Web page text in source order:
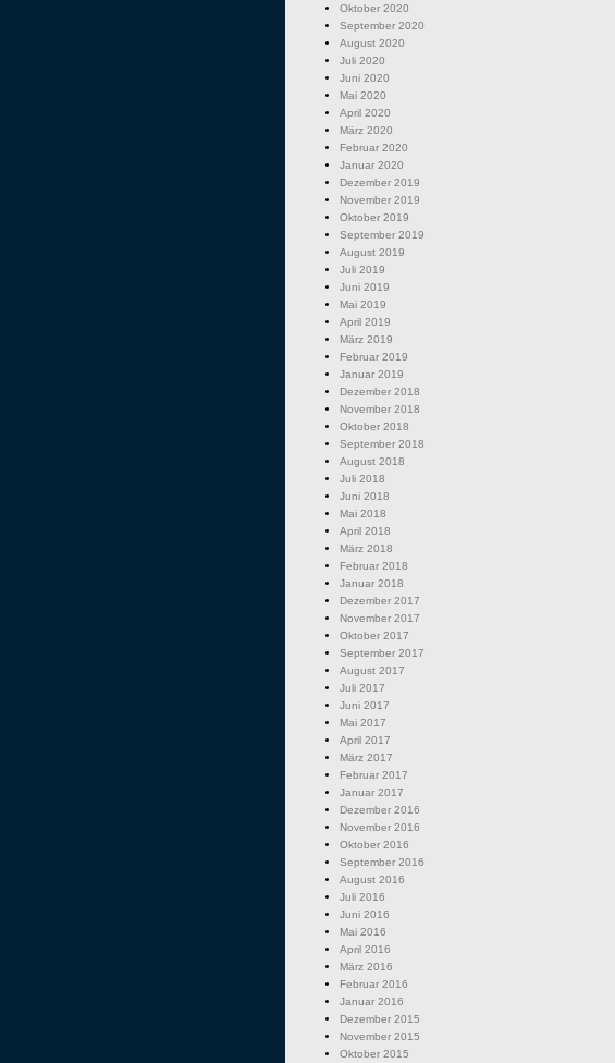
Oktober 2020
September 2020
August 2020
Juli 2020
Juni 2020
Mai 2020
April 2020
März 2020
Februar 2020
Januar 2020
Dezember 2019
November 2019
Oktober 2019
September 2019
August 2019
Juli 2019
Juni 2019
Mai 2019
April 2019
März 2019
Februar 2019
Januar 2019
Dezember 2018
November 2018
Oktober 2018
September 2018
August 2018
Juli 2018
Juni 2018
Mai 2018
April 2018
März 2018
Februar 2018
Januar 2018
Dezember 2017
November 2017
Oktober 2017
September 2017
August 2017
Juli 2017
Juni 2017
Mai 2017
April 2017
März 2017
Februar 2017
Januar 2017
Dezember 2016
November 2016
Oktober 2016
September 2016
August 2016
Juli 2016
Juni 2016
Mai 2016
April 2016
März 2016
Februar 2016
Januar 2016
Dezember 2015
November 2015
Oktober 2015